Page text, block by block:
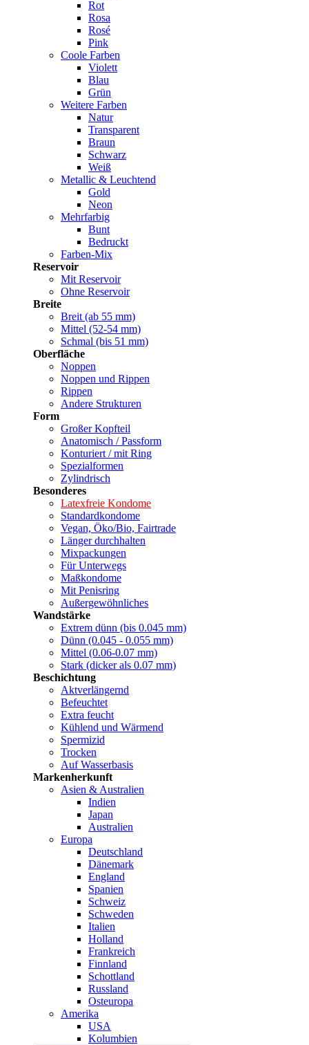
Rot
Rosa
Rosé
Pink
Coole Farben
Violett
Blau
Grün
Weitere Farben
Natur
Transparent
Braun
Schwarz
Weiß
Metallic & Leuchtend
Gold
Neon
Mehrfarbig
Bunt
Bedruckt
Farben-Mix
Reservoir
Mit Reservoir
Ohne Reservoir
Breite
Breit (ab 55 mm)
Mittel (52-54 mm)
Schmal (bis 51 mm)
Oberfläche
Noppen
Noppen und Rippen
Rippen
Andere Strukturen
Form
Großer Kopfteil
Anatomisch / Passform
Konturiert / mit Ring
Spezialformen
Zylindrisch
Besonderes
Latexfreie Kondome
Standardkondome
Vegan, Öko/Bio, Fairtrade
Länger durchhalten
Mixpackungen
Für Unterwegs
Maßkondome
Mit Penisring
Außergewöhnliches
Wandstärke
Extrem dünn (bis 0.045 mm)
Dünn (0.045 - 0.055 mm)
Mittel (0.06-0.07 mm)
Stark (dicker als 0.07 mm)
Beschichtung
Aktverlängernd
Befeuchtet
Extra feucht
Kühlend und Wärmend
Spermizid
Trocken
Auf Wasserbasis
Markenherkunft
Asien & Australien
Indien
Japan
Australien
Europa
Deutschland
Dänemark
England
Spanien
Schweiz
Schweden
Italien
Holland
Frankreich
Finnland
Schottland
Russland
Osteuropa
Amerika
USA
Kolumbien